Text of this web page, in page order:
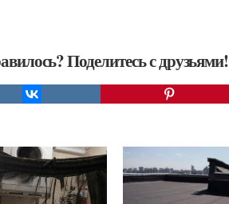
Поделитесь с друзьями!